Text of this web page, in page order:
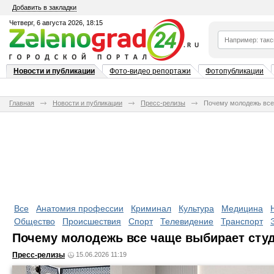
Добавить в закладки
Четверг, 6 августа 2026, 18:15
Новости и публикации Фото-видео репортажи Фотопубликации
Главная Новости и публикации Пресс-релизы Почему молодежь
Все Анатомия профессии Криминал Культура Медицина
Общество
Происшествия Спорт Телевидение Транспорт
Почему молодежь все чаще выбирает
Пресс-релизы 15.06.2026 11:19